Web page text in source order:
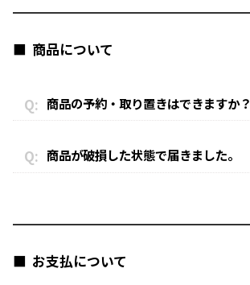
商品について
商品の予約・取り置きはできますか？
商品が破損した状態で届きました。
お支払について